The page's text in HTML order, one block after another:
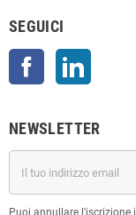
SEGUICI
Facebook
NEWSLETTER